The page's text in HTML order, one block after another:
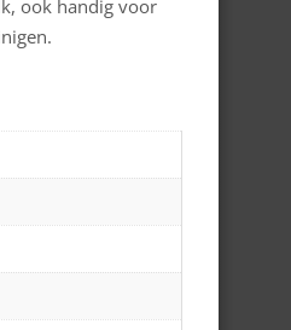
ook handig voor